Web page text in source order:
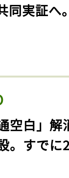
同実証へ
空白」解
。すでに